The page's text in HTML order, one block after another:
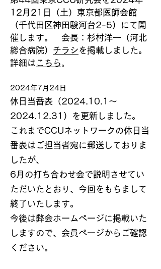
12月21日（土）東京都医師会館
（千代田区神田駿河台2-5）にて開
催します。 会長：杉村洋一（河北
総合病院） チラシを掲載しました。
詳細は こちら 。
2024年7月24日
休日当番表（2024.10.1～
2024.12.31）を更新しました。
​これまでCCUネットワークの休日当
番表はご担当者宛に郵送しておりま
したが、
6月の打ち合わせ会で説明させてい
ただいたとおり、今回をもちまして
終了いたします。
今後は弊会ホームページに掲載いた
しますので、会員ページからご確認
ください。